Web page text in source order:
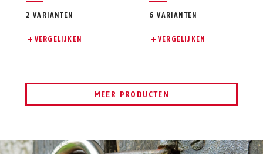
2 VARIANTEN
VERGELIJKEN
6 VARIANTEN
VERGELIJKEN
MEER PRODUCTEN